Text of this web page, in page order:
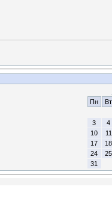
Пн
Вт
3
4
10
11
17
18
24
25
31